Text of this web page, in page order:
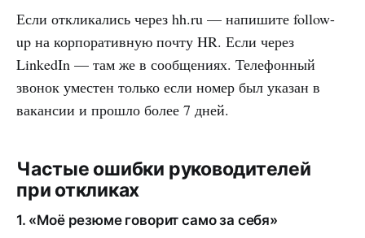
Если откликались через hh.ru — напишите follow-
up на корпоративную почту HR. Если через
LinkedIn — там же в сообщениях. Телефонный
звонок уместен только если номер был указан в
вакансии и прошло более 7 дней.
Частые ошибки руководителей
при откликах
1. «Моё резюме говорит само за себя»